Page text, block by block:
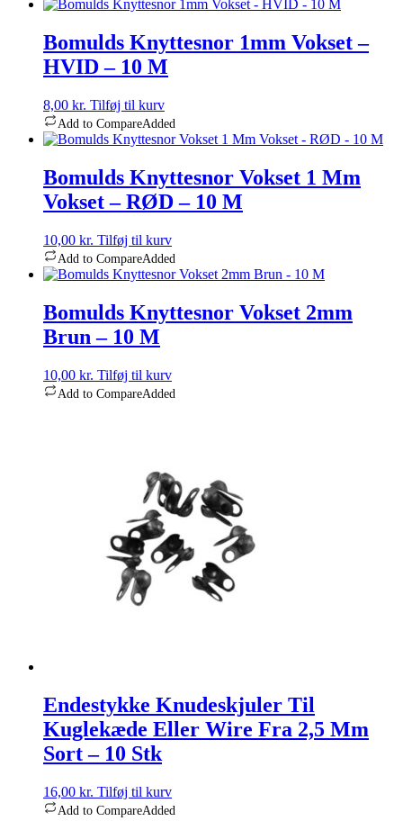
Bomulds Knyttesnor 1mm Vokset –
HVID – 10 M
8,00 kr. Tilføj til kurv
Add to CompareAdded
Bomulds Knyttesnor Vokset 1 Mm
Vokset – RØD – 10 M
10,00 kr. Tilføj til kurv
Add to CompareAdded
Bomulds Knyttesnor Vokset 2mm
Brun – 10 M
10,00 kr. Tilføj til kurv
Add to CompareAdded
Endestykke Knudeskjuler Til
Kuglekæde Eller Wire Fra 2,5 Mm
Sort – 10 Stk
16,00 kr. Tilføj til kurv
Add to CompareAdded